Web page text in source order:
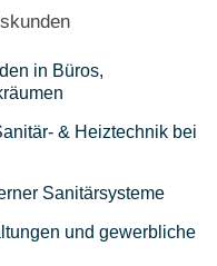
in Büros,
& Heiztechnik bei
Sanitärsysteme
und gewerbliche